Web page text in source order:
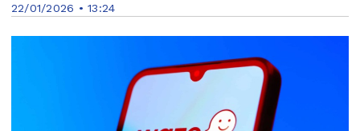
22/01/2026 • 13:24